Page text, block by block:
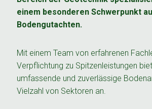
einem besonderen Schwerpunkt
Bodengutachten.
Mit einem Team von erfahrenen
Verpflichtung zu Spitzenleistungen
umfassende und zuverlässige
Vielzahl von Sektoren an.